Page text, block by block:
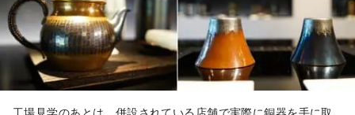
工場見学のあとは、併設されている店舗で実際に銅器を手に取